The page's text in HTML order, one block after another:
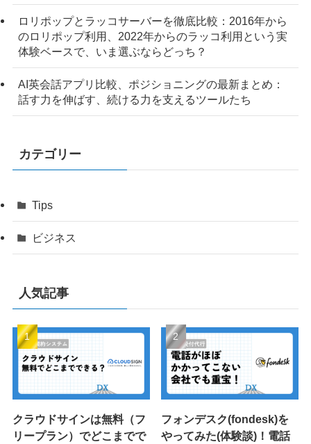
ロリポップとラッコサーバーを徹底比較：2016年から
のロリポップ利用、2022年からのラッコ利用という実
体験ベースで、いま選ぶならどっち？
AI英会話アプリ比較、ポジショニングの最新まとめ：
話す力を伸ばす、続ける力を支えるツールたち
カテゴリー
Tips
ビジネス
人気記事
クラウドサインは無料（フ
リープラン）でどこまでで
フォンデスク(fondesk)を
やってみた(体験談)！電話